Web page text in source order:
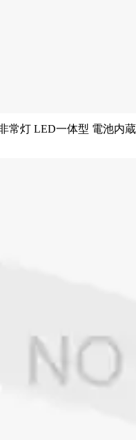
常灯 LED一体型 電池内